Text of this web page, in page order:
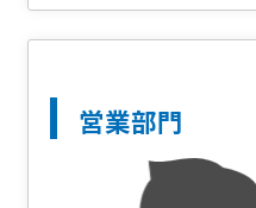
営業部門